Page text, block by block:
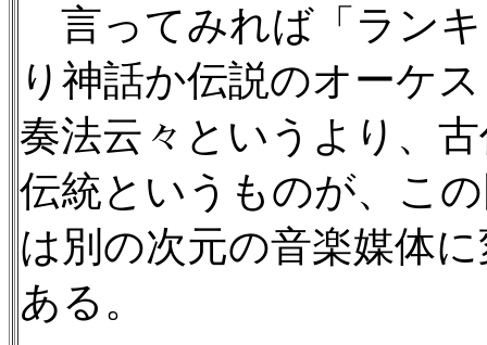
言ってみれば「ラン
り神話か伝説のオーケ
奏法云々というより、
伝統というものが、こ
は別の次元の音楽媒体
ある。